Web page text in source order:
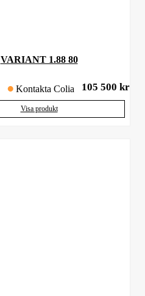
VARIANT 1.88 80
Kontakta Colia 105 500 kr
Visa produkt